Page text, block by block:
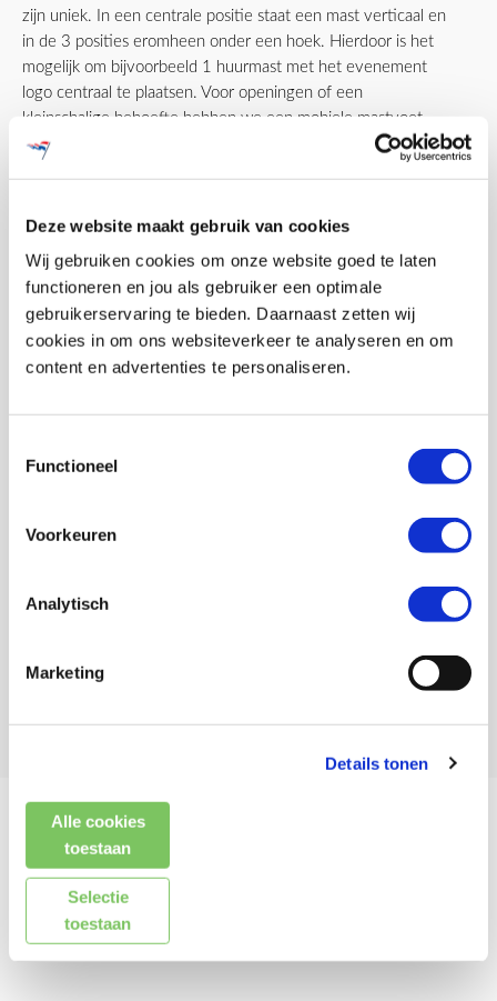
Deze website maakt gebruik van cookies
Wij gebruiken cookies om onze website goed te laten
functioneren en jou als gebruiker een optimale
gebruikerservaring te bieden. Daarnaast zetten wij
cookies in om ons websiteverkeer te analyseren en om
content en advertenties te personaliseren.
Functioneel
Voorkeuren
Analytisch
Marketing
Details tonen
Alle cookies
toestaan
Selectie
toestaan
zijn uniek. In een centrale positie staat een mast verticaal en
in de 3 posities eromheen onder een hoek. Hierdoor is het
mogelijk om bijvoorbeeld 1 huurmast met het evenement
logo centraal te plaatsen. Voor openingen of een
kleinschalige behoefte hebben we een mobiele mastvoet
waarvoor geen bakwagen met kraan nodig is voor transport.
verzorgen. Een hoes in uw stijl maakt het plaatje af en zorgt
ervoor dat de ballastbak met masten geheel bij uw
evenement past. Al naar gelang de wensen kan dit een
herhaling van het thema van de vlag zijn, een standaard
kleur of een logo.
Kenmerken
Reviews (0)